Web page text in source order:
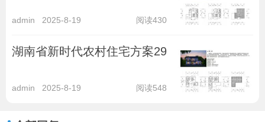
admin 2025-8-19 阅读430
湖南省新时代农村住宅方案29
admin 2025-8-19 阅读548